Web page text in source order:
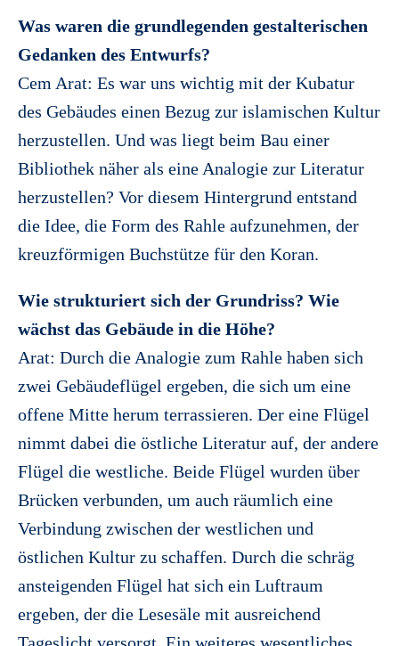
Was waren die grundlegenden gestalterischen
Gedanken des Entwurfs?
Cem Arat: Es war uns wichtig mit der Kubatur
des Gebäudes einen Bezug zur islamischen Kultur
herzustellen. Und was liegt beim Bau einer
Bibliothek näher als eine Analogie zur Literatur
herzustellen? Vor diesem Hintergrund entstand
die Idee, die Form des Rahle aufzunehmen, der
kreuzförmigen Buchstütze für den Koran.
Wie strukturiert sich der Grundriss? Wie
wächst das Gebäude in die Höhe?
Arat: Durch die Analogie zum Rahle haben sich
zwei Gebäudeflügel ergeben, die sich um eine
offene Mitte herum terrassieren. Der eine Flügel
nimmt dabei die östliche Literatur auf, der andere
Flügel die westliche. Beide Flügel wurden über
Brücken verbunden, um auch räumlich eine
Verbindung zwischen der westlichen und
östlichen Kultur zu schaffen. Durch die schräg
ansteigenden Flügel hat sich ein Luftraum
ergeben, der die Lesesäle mit ausreichend